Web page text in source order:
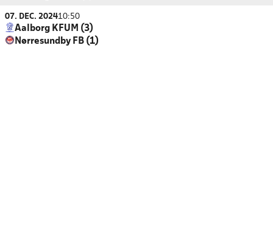
07. DEC. 202410:50
Aalborg KFUM (3)
Nørresundby FB (1)